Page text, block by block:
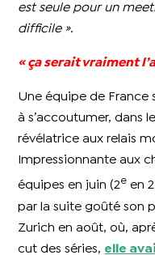
est seule pour un
difficile ».
« ça serait vraiment
Une équipe de France
à s’accoutumer, dans
révélatrice aux relais
Impressionnante aux
équipes en juin (2e en
par la suite goûté son
Zurich en août, où,
cut des séries, elle